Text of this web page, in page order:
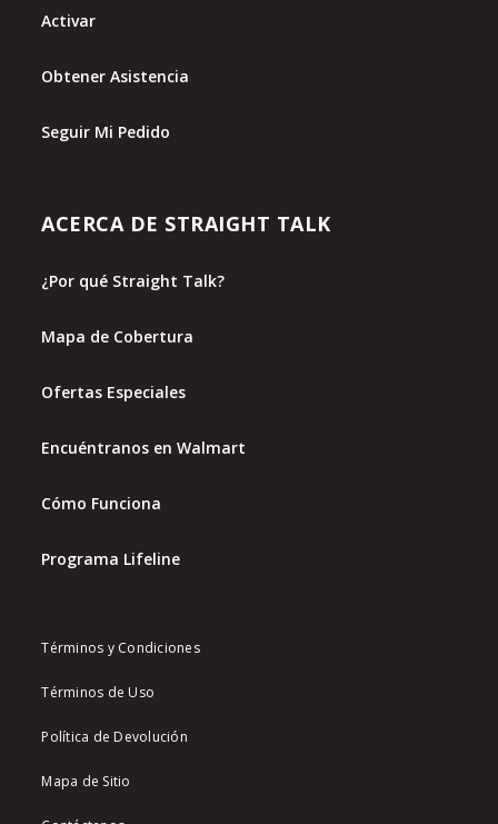
Activar
Obtener Asistencia
Seguir Mi Pedido
ACERCA DE STRAIGHT TALK
¿Por qué Straight Talk?
Mapa de Cobertura
Ofertas Especiales
Encuéntranos en Walmart
Cómo Funciona
Programa Lifeline
Términos y Condiciones
Términos de Uso
Política de Devolución
Mapa de Sitio